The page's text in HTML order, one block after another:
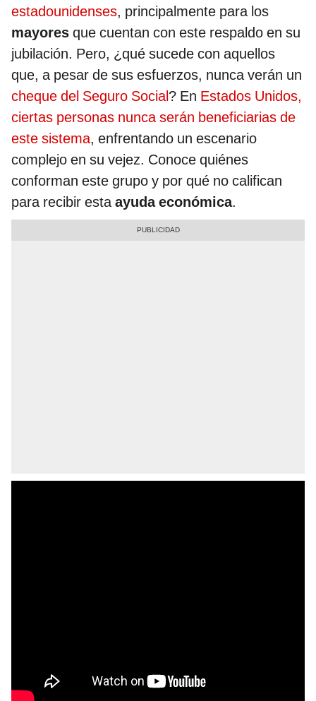
estadounidenses, principalmente para los
mayores que cuentan con este respaldo en su
jubilación. Pero, ¿qué sucede con aquellos
que, a pesar de sus esfuerzos, nunca verán un
cheque del Seguro Social? En Estados Unidos,
ciertas personas nunca serán beneficiarias de
este sistema, enfrentando un escenario
complejo en su vejez. Conoce quiénes
conforman este grupo y por qué no califican
para recibir estaayuda económica.